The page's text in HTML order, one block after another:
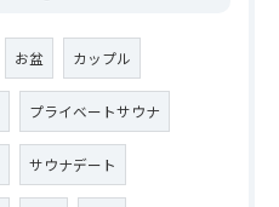
お盆 カップル
プライベートサウナ
サウナデート